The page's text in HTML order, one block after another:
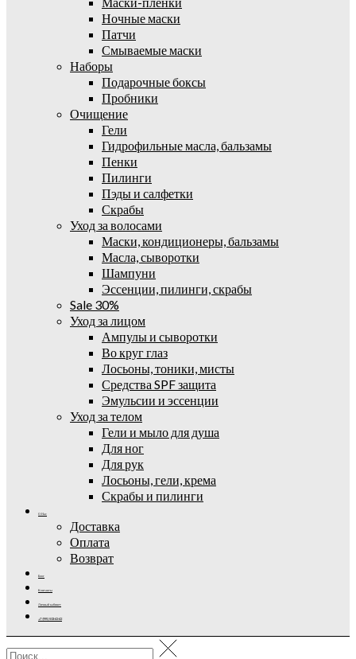
Ночные маски
Патчи
Смываемые маски
Наборы
Подарочные боксы
Пробники
Очищение
Гели
Гидрофильные масла, бальзамы
Пенки
Пилинги
Пэды и салфетки
Скрабы
Уход за волосами
Маски, кондиционеры, бальзамы
Масла, сыворотки
Шампуни
Эссенции, пилинги, скрабы
Sale 30%
Уход за лицом
Ампулы и сыворотки
Во круг глаз
Лосьоны, тоники, мисты
Средства SPF защита
Эмульсии и эссенции
Уход за телом
Гели и мыло для душа
Для ног
Для рук
Лосьоны, гели, крема
Скрабы и пилинги
О Нас
Доставка
Оплата
Возврат
Блог
Контакты
Личный кабинет
+7 (995) 502-42-42